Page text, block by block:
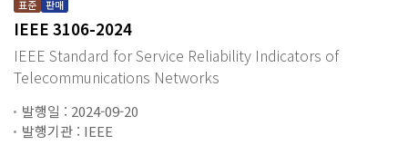
표준 판매
IEEE 3106-2024
IEEE Standard for Service Reliability Indicators of
Telecommunications Networks
발행일 : 2024-09-20
발행기관 : IEEE